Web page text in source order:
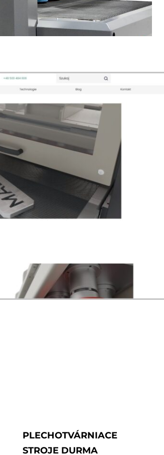
PLECHOTVÁRNIACE
STROJE DURMA